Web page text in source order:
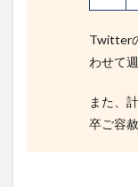
Twitter
わせて
また、
卒ご容